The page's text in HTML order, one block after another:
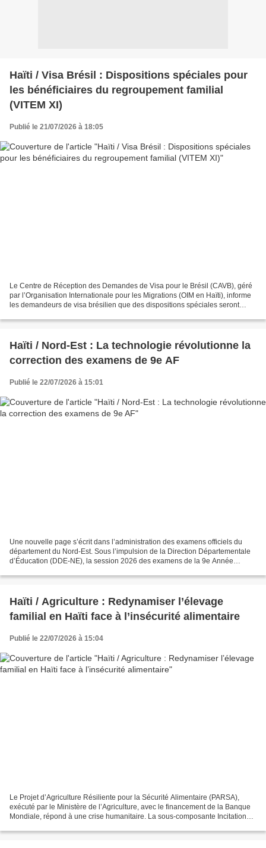
Haïti / Visa Brésil : Dispositions spéciales pour
les bénéficiaires du regroupement familial
(VITEM XI)
Publié le 21/07/2026 à 18:05
Le Centre de Réception des Demandes de Visa pour le Brésil (CAVB), géré
par l’Organisation Internationale pour les Migrations (OIM en Haïti), informe
les demandeurs de visa brésilien que des dispositions spéciales seront
Haïti / Nord-Est : La technologie révolutionne la
correction des examens de 9e AF
Publié le 22/07/2026 à 15:01
Une nouvelle page s’écrit dans l’administration des examens officiels du
département du Nord-Est. Sous l’impulsion de la Direction Départementale
d’Éducation (DDE-NE), la session 2026 des examens de la 9e Année
Haïti / Agriculture : Redynamiser l’élevage
familial en Haïti face à l’insécurité alimentaire
Publié le 22/07/2026 à 15:04
Le Projet d’Agriculture Résiliente pour la Sécurité Alimentaire (PARSA),
exécuté par le Ministère de l’Agriculture, avec le financement de la Banque
Mondiale, répond à une crise humanitaire. La sous-composante Incitations